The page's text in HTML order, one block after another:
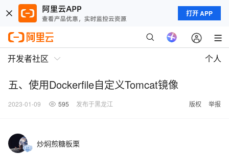
打开 APP
开发者社区 个人
五、使用Dockerfile自定义Tomcat镜像
2023-01-09 595 发布于黑龙江 版权 举报
炒焖煎糖板栗